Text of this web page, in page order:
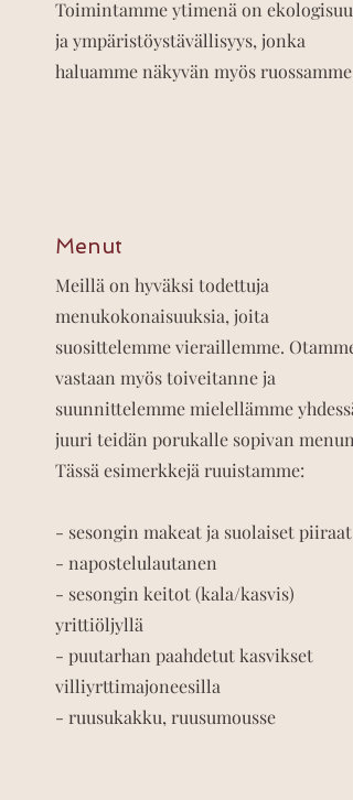
Toimintamme ytimenä on ekologisuus
ja ympäristöystävällisyys, jonka
haluamme näkyvän myös ruossamme.
Menut
Meillä on hyväksi todettuja
menukokonaisuuksia, joita
suosittelemme vieraillemme. Otamme
vastaan myös toiveitanne ja
suunnittelemme mielellämme yhdessä
juuri teidän porukalle sopivan menun.
Tässä esimerkkejä ruuistamme:
- sesongin makeat ja suolaiset piiraat
- napostelulautanen
- sesongin keitot (kala/kasvis)
yrittiöljyllä
- puutarhan paahdetut kasvikset
villiyrttimajoneesilla
- ruusukakku, ruusumousse